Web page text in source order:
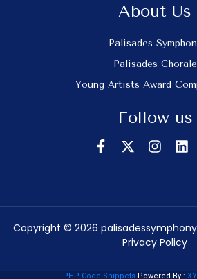
About Us
Palisades
Palisades Chorale
Young Artists Award
Follow us
Copyright © 2026 palisadessymphony
Privacy Policy
PHP Code Snippets Powered By :